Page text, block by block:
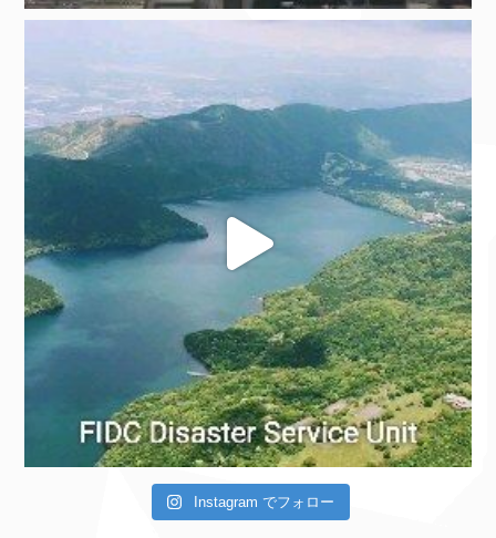
Instagram でフォロー